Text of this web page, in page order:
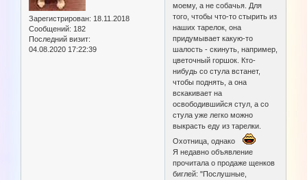
Зарегистрирован: 18.11.2018
Сообщений: 182
Последний визит:
04.08.2020 17:22:39
моему, а не собачья. Для
того, чтобы что-то стырить из
наших тарелок, она
придумывает какую-то
шалость - скинуть, например,
цветочный горшок. Кто-
нибудь со стула встанет,
чтобы поднять, а она
вскакивает на
освободившийся стул, а со
стула уже легко можно
выкрасть еду из тарелки.
Охотница, однако
Я недавно объявление
прочитала о продаже щенков
биглей: "Послушные,